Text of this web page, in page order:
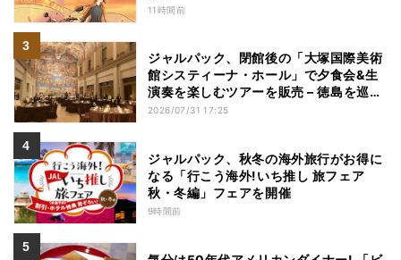
11時間前
ジャルパック、閉館後の「大塚国際美術
館システィーナ・ホール」で夕食会&生
演奏を楽しむツアーを販売 – 徳島を巡る
5つのコース
2026/07/31 17:25
ジャルパック、秋冬の海外旅行がお得に
なる「行こう海外!いち推し 旅フェア
秋・冬編」フェアを開催
9時間前